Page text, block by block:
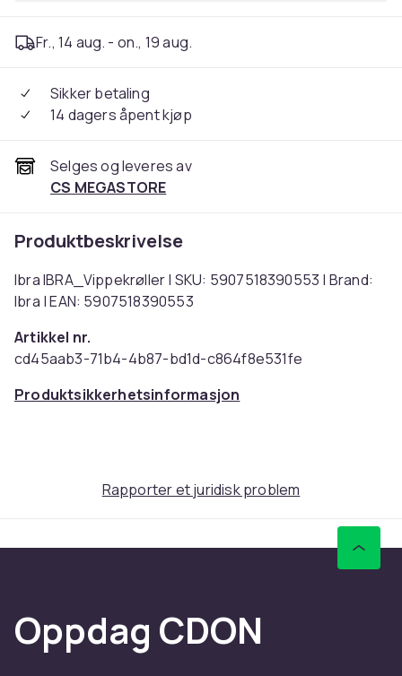
Fr., 14 aug. - on., 19 aug.
Sikker betaling
14 dagers åpent kjøp
Selges og leveres av
CS MEGASTORE
Produktbeskrivelse
Ibra IBRA_Vippekrøller | SKU: 5907518390553 | Brand:
Ibra | EAN: 5907518390553
Artikkel nr.
cd45aab3-71b4-4b87-bd1d-c864f8e531fe
Produktsikkerhetsinformasjon
Rapporter et juridisk problem
Oppdag CDON